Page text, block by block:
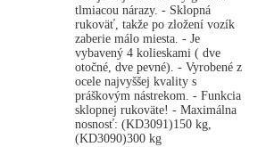
tlmiacou nárazy. - Sklopná
rukoväť, takže po zložení vozík
zaberie málo miesta. - Je
vybavený 4 kolieskami ( dve
otočné, dve pevné). - Vyrobené z
ocele najvyššej kvality s
práškovým nástrekom. - Funkcia
sklopnej rukoväte! - Maximálna
nosnosť: (KD3091)150 kg,
(KD3090)300 kg